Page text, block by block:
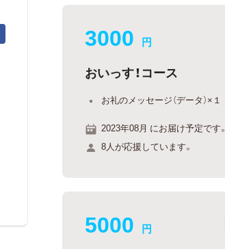
3000 円
おいっす！コース
お礼のメッセージ（データ）×１
2023年08月 にお届け予定です。
8人が応援しています。
5000 円